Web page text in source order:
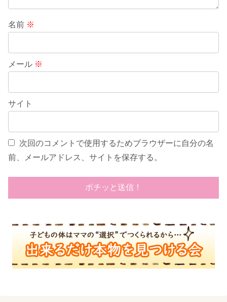
名前 ※
メール ※
サイト
次回のコメントで使用するためブラウザーに自分の名
前、メールアドレス、サイトを保存する。